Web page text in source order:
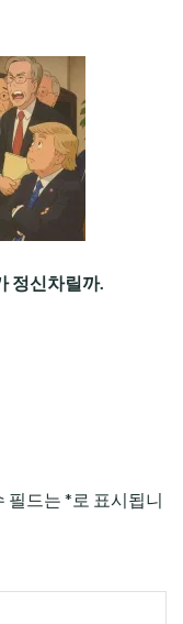
정신차릴까.
필드는 * 로 표시됩니